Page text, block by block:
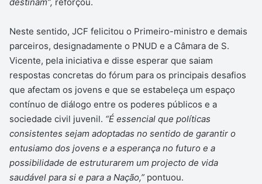
Neste sentido, JCF felicitou o Primeiro-ministro e demais
parceiros, designadamente o PNUD e a Câmara de S.
Vicente, pela iniciativa e disse esperar que saiam
respostas concretas do fórum para os principais desafios
que afectam os jovens e que se estabeleça um espaço
contínuo de diálogo entre os poderes públicos e a
sociedade civil juvenil. “É essencial que políticas
consistentes sejam adoptadas no sentido de garantir o
entusiamo dos jovens e a esperança no futuro e a
possibilidade de estruturarem um projecto de vida
saudável para si e para a Nação,” pontuou.